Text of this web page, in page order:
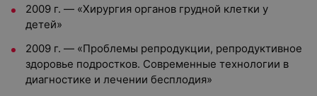
2009 г. — «Хирургия органов грудной клетки у
детей»
2009 г. — «Проблемы репродукции, репродуктивное
здоровье подростков. Современные технологии в
диагностике и лечении бесплодия»